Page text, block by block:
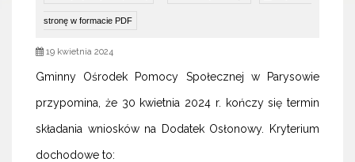
stronę w formacie PDF
19 kwietnia 2024
Gminny Ośrodek Pomocy Społecznej w Parysowie
przypomina, że 30 kwietnia 2024 r. kończy się termin
składania wniosków na Dodatek Osłonowy. Kryterium
dochodowe to: